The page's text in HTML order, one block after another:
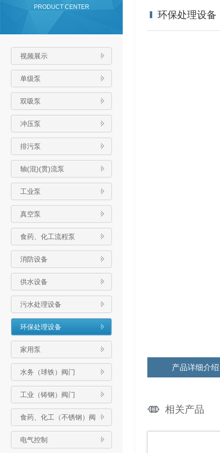
PRODUCT CENTER
视频展示
单级泵
双吸泵
冲压泵
排污泵
轴(混)(贯)流泵
工业泵
真空泵
食药、化工流程泵
消防设备
供水设备
污水处理设备
环保处理设备
家用泵
水务（球铁）阀门
工业（铸钢）阀门
食药、化工（不锈钢）阀
门
电气控制
环保处理设备
产品详细介绍
相关产品